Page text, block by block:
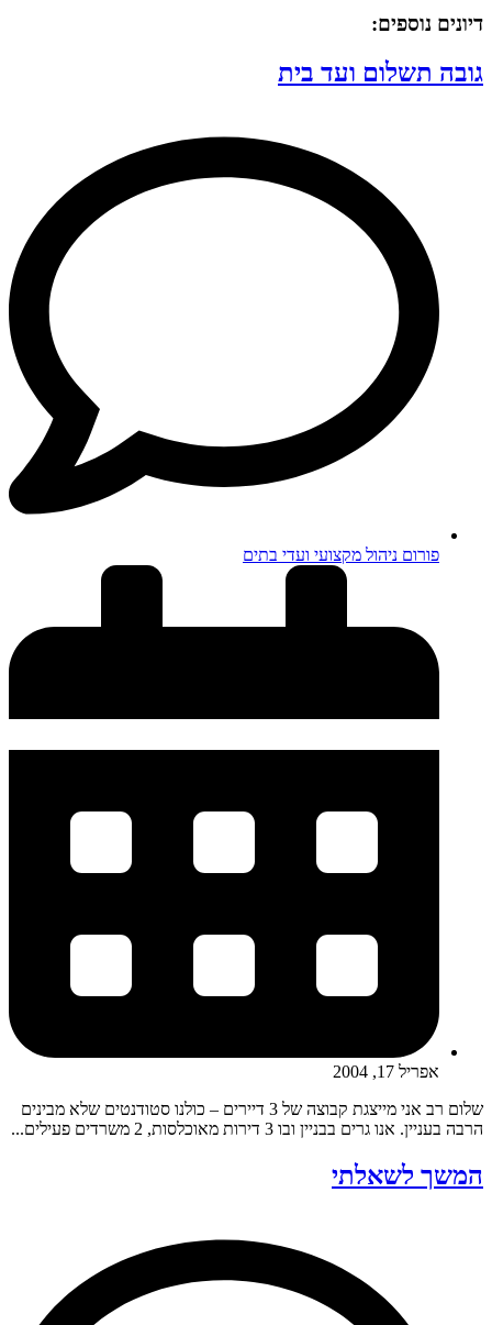
דיונים נוספים:
גובה תשלום ועד בית
פורום ניהול מקצועי ועדי בתים
אפריל 17, 2004
שלום רב אני מייצגת קבוצה של 3 דיירים – כולנו סטודנטים שלא מבינים
הרבה בעניין. אנו גרים בבניין ובו 3 דירות מאוכלסות, 2 משרדים פעילים...
המשך לשאלתי